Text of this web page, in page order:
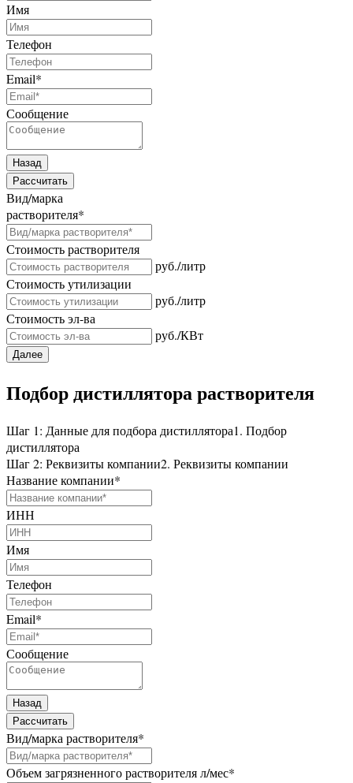
Имя
Телефон
Email*
Сообщение
Назад
Рассчитать
Вид/марка
растворителя*
Стоимость растворителя
руб./литр
Стоимость утилизации
руб./литр
Стоимость эл-ва
руб./КВт
Далее
Подбор дистиллятора растворителя
Шаг 1: Данные для подбора дистиллятора1. Подбор
дистиллятора
Шаг 2: Реквизиты компании2. Реквизиты компании
Название компании*
ИНН
Имя
Телефон
Email*
Сообщение
Назад
Рассчитать
Вид/марка растворителя*
Объем загрязненного растворителя л/мес*